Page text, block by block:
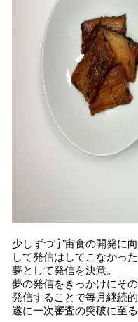
少しずつ宇宙食の開発に
して発信はしてこなかっ
夢として発信を決意。
夢の発信をきっかけにそ
発信することで毎月継続
遂に一次審査の突破に至る